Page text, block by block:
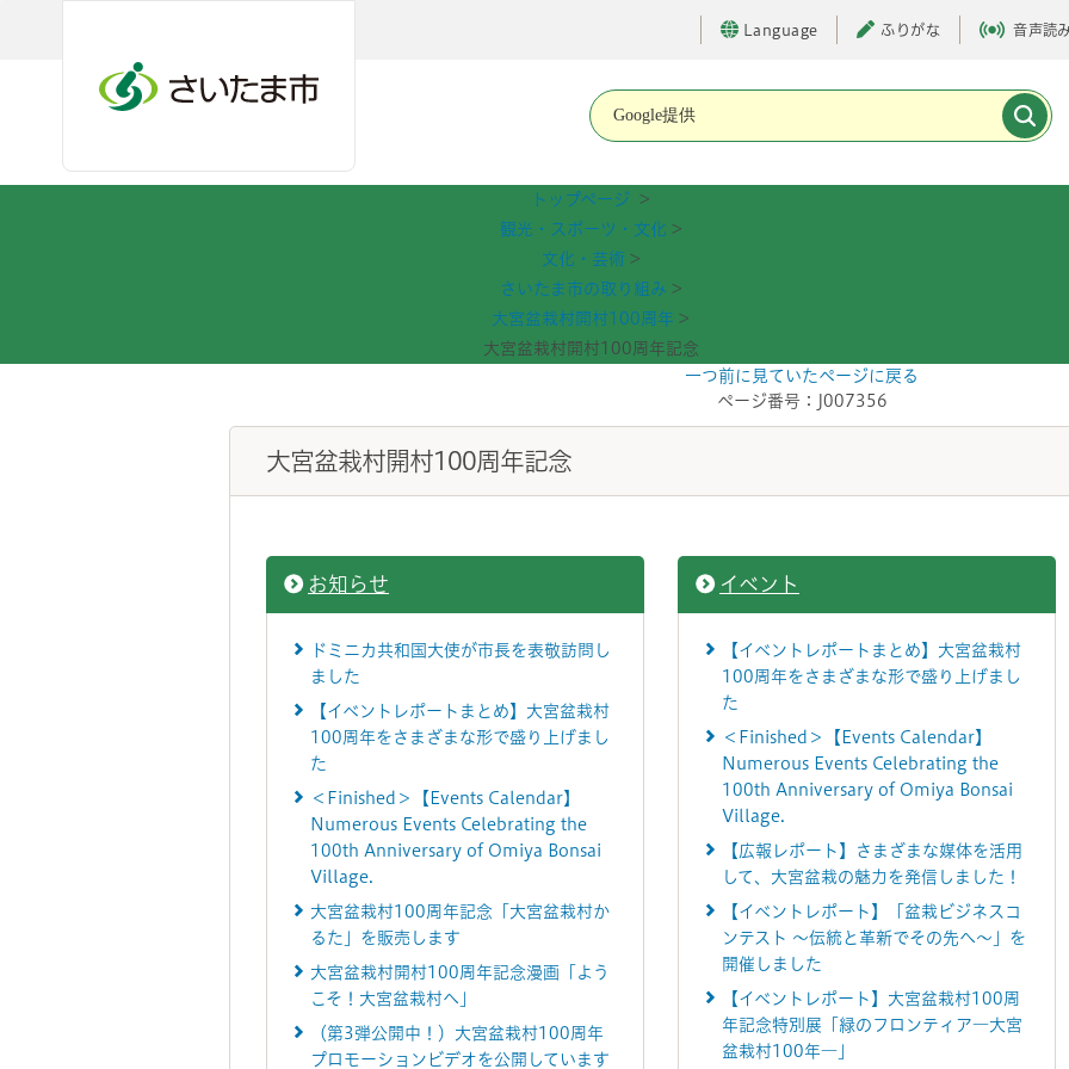
Language ふりがな 音声読
トップページ
>
観光・スポーツ・文化 >
文化・芸術 >
さいたま市の取り組み >
大宮盆栽村開村100周年 >
大宮盆栽村開村100周年記念
一つ前に見ていたページに戻る
ページ番号：J007356
大宮盆栽村開村100周年記念
お知らせ
ドミニカ共和国大使が市長を表敬訪問し
ました
【イベントレポートまとめ】大宮盆栽村
100周年をさまざまな形で盛り上げまし
た
＜Finished＞【Events Calendar】
Numerous Events Celebrating the
100th Anniversary of Omiya Bonsai
Village.
大宮盆栽村100周年記念「大宮盆栽村か
るた」を販売します
大宮盆栽村開村100周年記念漫画「よう
こそ！大宮盆栽村へ」
（第3弾公開中！）大宮盆栽村100周年
プロモーションビデオを公開しています
イベント
【イベントレポートまとめ】大宮盆栽村
100周年をさまざまな形で盛り上げまし
た
＜Finished＞【Events Calendar】
Numerous Events Celebrating the
100th Anniversary of Omiya Bonsai
Village.
【広報レポート】さまざまな媒体を活用
して、大宮盆栽の魅力を発信しました！
【イベントレポート】「盆栽ビジネスコ
ンテスト ～伝統と革新でその先へ～」を
開催しました
【イベントレポート】大宮盆栽村100周
年記念特別展「緑のフロンティア―大宮
盆栽村100年―」